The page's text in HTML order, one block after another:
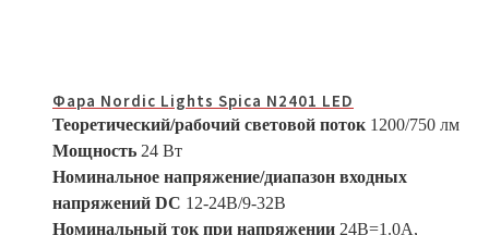
Фара Nordic Lights Spica N2401 LED
Теоретический/рабочий световой поток 1200/750 лм
Мощность 24 Вт
Номинальное напряжение/диапазон входных
напряжений DC 12-24В/9-32В
Номинальный ток при напряжении 24В=1.0A,